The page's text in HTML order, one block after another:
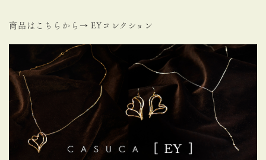
商品はこちらから →EY コレクション